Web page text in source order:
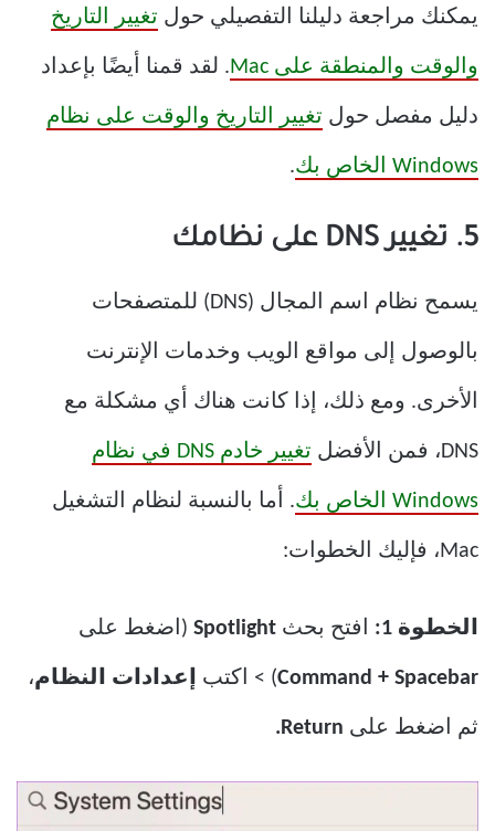
يمكنك مراجعة دليلنا التفصيلي حول تغيير التاريخ
والوقت والمنطقة على Mac . لقد قمنا أيضًا بإعداد
دليل مفصل حول تغيير التاريخ والوقت على نظام
Windows الخاص بك .
5. تغيير DNS على نظامك
يسمح نظام اسم المجال (DNS) للمتصفحات
بالوصول إلى مواقع الويب وخدمات الإنترنت
الأخرى. ومع ذلك، إذا كانت هناك أي مشكلة مع
DNS، فمن الأفضل تغيير خادم DNS في نظام
Windows الخاص بك . أما بالنسبة لنظام التشغيل
Mac، فإليك الخطوات:
الخطوة 1: افتح بحث Spotlight (اضغط على
Command + Spacebar) > اكتب إعدادات النظام،
ثم اضغط على Return.